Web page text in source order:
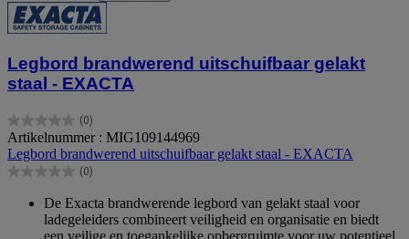
Legbord brandwerend uitschuifbaar gelakt
staal - EXACTA
(0)
0.0
van
de
5
Artikelnummer : MIG109144969
Legbord brandwerend uitschuifbaar gelakt staal - EXACTA
(0)
0.0
De Exacta brandwerende legbord van gelakt staal voor
ladegeleiders combineert veiligheid en organisatie en biedt
een veilige en toegankelijke opbergruimte voor uw potentieel